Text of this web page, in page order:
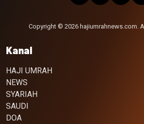
Copyright © 2026 hajiumrahnews.com.
Kanal
HAJI UMRAH
NEWS
SYARIAH
SAUDI
DOA